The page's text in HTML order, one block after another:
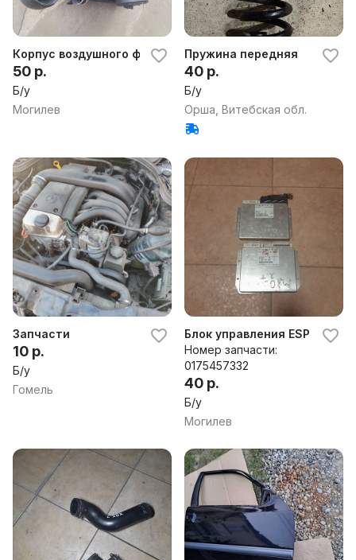
Корпус воздушного фильтра на Мерседес C W202
50 р.
Б/у
Могилев
Пружина передняя
40 р.
Б/у
Орша, Витебская обл.
Запчасти
10 р.
Б/у
Гомель
Блок управления ESP для
Номер запчасти:
0175457332
40 р.
Б/у
Могилев